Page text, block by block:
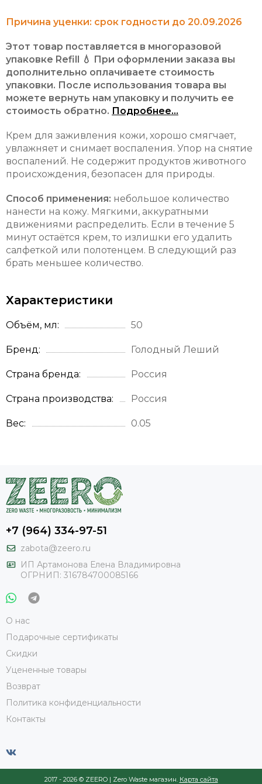
Причина уценки: срок годности до 20.09.2026
Этот товар поставляется в многоразовой
упаковке Refill 💧 При оформлении заказа вы
дополнительно оплачиваете стоимость
упаковки. После использования товара вы
можете вернуть нам упаковку и получить ее
стоимость обратно. Подробнее...
Крем для заживления кожи, хорошо смягчает,
увлажняет и снимает воспаления. Упор на снятие
воспалений. Не содержит продуктов животного
происхождения, безопасен для природы.
Способ применения: небольшое количество
нанести на кожу. Мягкими, аккуратными
движениями распределить. Если в течение 5
минут остаётся крем, то излишки его удалить
салфеткой или полотенцем. В следующий раз
брать меньшее количество.
Характеристики
Объём, мл 50
Бренд Голодный Леший
Страна бренда Россия
Страна производства Россия
Вес 0.05
+7 (964) 334-97-51
zabota@zeero.ru
И П Артамонова Елена Владимировна
ОГРНИП: 316784700085166
О нас
Подарочные сертификаты
Скидки
Уцененные товары
Возврат
Политика конфиденциальности
Контакты
2017 - 2026 © ZEERO | Zero Waste магазин. Карта сайта